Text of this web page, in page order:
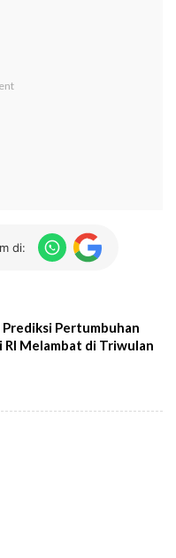
di:
Prediksi Pertumbuhan
RI Melambat di Triwulan